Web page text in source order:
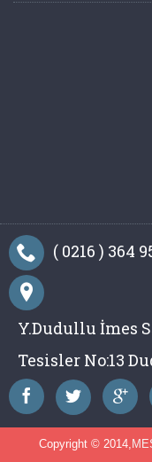
( 0216 ) 364
Y.Dudullu İmes
Tesisler No:13
Copyright © 2014,